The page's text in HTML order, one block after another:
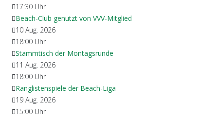
17:30 Uhr
Beach-Club genutzt von VVV-Mitglied
10 Aug. 2026
18:00 Uhr
Stammtisch der Montagsrunde
11 Aug. 2026
18:00 Uhr
Ranglistenspiele der Beach-Liga
19 Aug. 2026
15:00 Uhr